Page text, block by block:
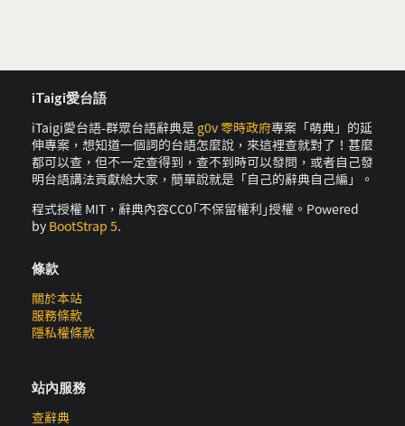
iTaigi愛台語
iTaigi愛台語-群眾台語辭典是 g0v 零時政府專案「萌典」的延
伸專案，想知道一個詞的台語怎麼說，來這裡查就對了！甚麼
都可以查，但不一定查得到，查不到時可以發問，或者自己發
明台語講法貢獻給大家，簡單說就是「自己的辭典自己編」。
程式授權 MIT，辭典內容CC0｢不保留權利｣授權。Powered
by BootStrap 5.
條款
關於本站
服務條款
隱私權條款
站內服務
查辭典